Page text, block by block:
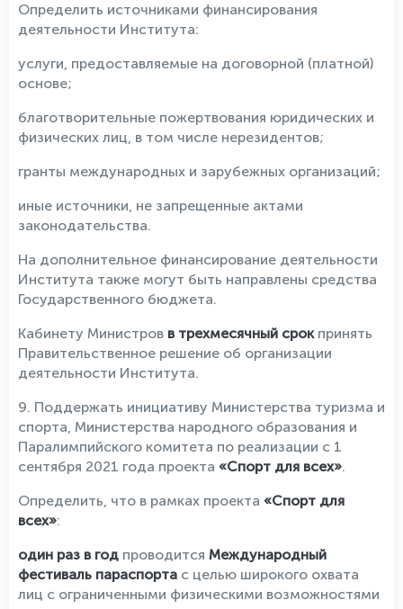
Определить источниками финансирования
деятельности Института:
услуги, предоставляемые на договорной (платной)
основе;
благотворительные пожертвования юридических и
физических лиц, в том числе нерезидентов;
гранты международных и зарубежных организаций;
иные источники, не запрещенные актами
законодательства.
На дополнительное финансирование деятельности
Института также могут быть направлены средства
Государственного бюджета.
Кабинету Министров в трехмесячный срок принять
Правительственное решение об организации
деятельности Института.
9. Поддержать инициативу Министерства туризма и
спорта, Министерства народного образования и
Паралимпийского комитета по реализации с 1
сентября 2021 года проекта «Спорт для всех».
Определить, что в рамках проекта «Спорт для
всех»:
один раз в год проводится Международный
фестиваль параспорта с целью широкого охвата
лиц с ограниченными физическими возможностями